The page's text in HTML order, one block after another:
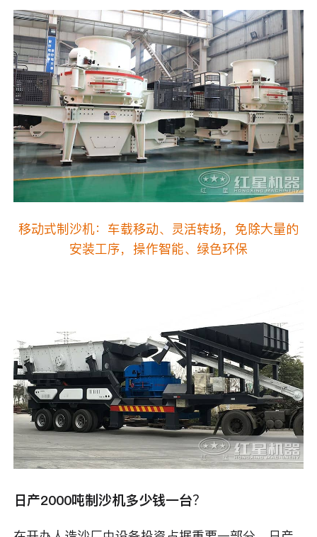
移动式制沙机：车载移动、灵活转场，免除大量的
安装工序，操作智能、绿色环保
日产2000吨制沙机多少钱一台？